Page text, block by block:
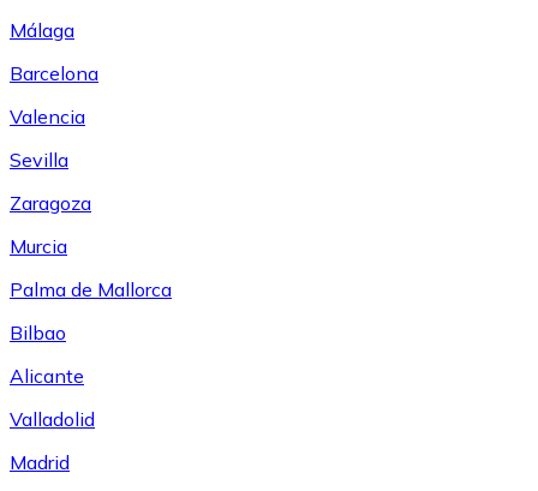
Málaga
Barcelona
Valencia
Sevilla
Zaragoza
Murcia
Palma de Mallorca
Bilbao
Alicante
Valladolid
Madrid